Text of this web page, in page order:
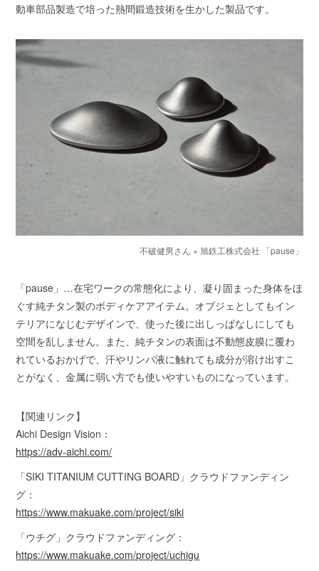
動車部品製造で培った熱間鍛造技術を生かした製品です。
不破健男さん × 旭鉄工株式会社 「pause」
「pause」…在宅ワークの常態化により、凝り固まった身体をほ
ぐす純チタン製のボディケアアイテム。オブジェとしてもイン
テリアになじむデザインで、使った後に出しっぱなしにしても
空間を乱しません。また、純チタンの表面は不動態皮膜に覆わ
れているおかげで、汗やリンパ液に触れても成分が溶け出すこ
とがなく、金属に弱い方でも使いやすいものになっています。
【関連リンク】
Aichi Design Vision：
https://adv-aichi.com/
「SIKI TITANIUM CUTTING BOARD」クラウドファンディン
グ：
https://www.makuake.com/project/siki
「ウチグ」クラウドファンディング：
https://www.makuake.com/project/uchigu